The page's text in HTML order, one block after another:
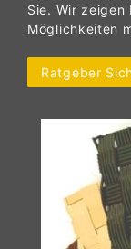
Sie. Wir zeigen
Möglichkeiten
Ratgeber